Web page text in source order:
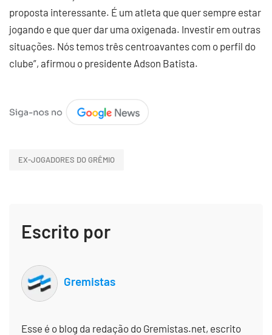
proposta interessante. É um atleta que quer sempre estar
jogando e que quer dar uma oxigenada. Investir em outras
situações. Nós temos três centroavantes com o perfil do
clube”, afirmou o presidente Adson Batista.
EX-JOGADORES DO GRÊMIO
Escrito por
Gremistas
Esse é o blog da redação do Gremistas.net, escrito